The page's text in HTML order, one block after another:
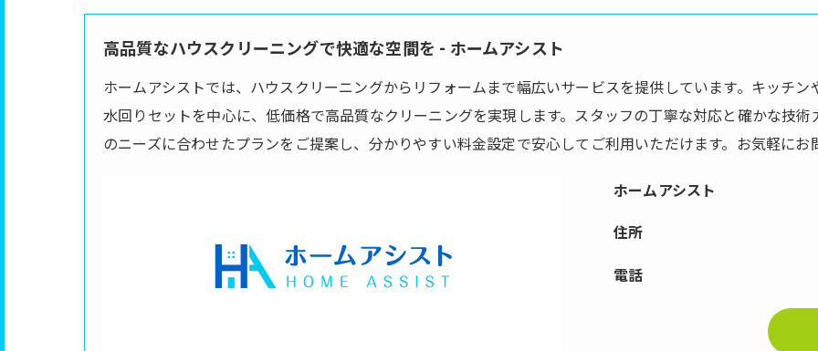
高品質なハウスクリーニングで快適な空間を - ホームアシスト
ホームアシストでは、ハウスクリーニングからリフォームまで幅広いサービスを提供しています。キッチ
水回りセットを中心に、低価格で高品質なクリーニングを実現します。スタッフの丁寧な対応と確かな技
のニーズに合わせたプランをご提案し、分かりやすい料金設定で安心してご利用いただけます。お気軽にお
ホームアシスト
住所
電話